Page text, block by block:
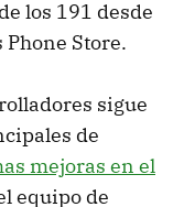
los 191 desde
Store.
sigue
de
mejoras en el
equipo de